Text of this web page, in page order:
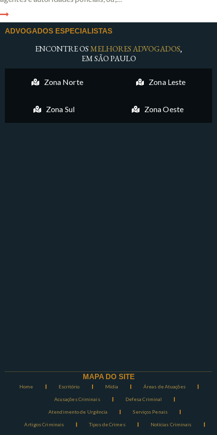
ADVOGADOS ESPECIALISTAS
ENCONTRE OSMELHORES ADVOGADOS,
EM SÃO PAULO
Zona Norte Zona Leste
Zona Sul Zona Oeste
MAPA DO SITE
Home Escritório Mídia Áreas de Atuações
Acusações Criminais Defesa Criminal
Atendimento de Urgência Serviços Penais
Artigos Criminais Tipos de Crimes Notícias Criminais